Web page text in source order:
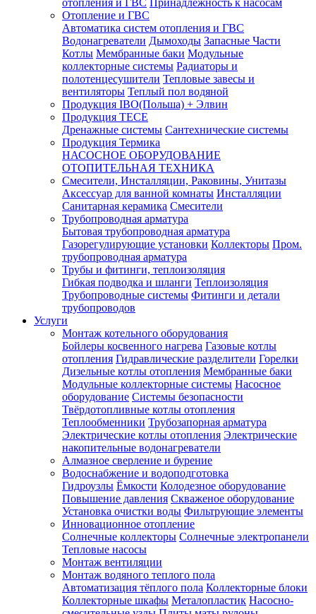
отопления и ГВС Принадлежность к насосам
Отопление и ГВС
Автоматика систем отопления и ГВС
Водонагреватели Дымоходы Запасные Части
Котлы Мембранные баки Модульные
коллекторные системы Радиаторы и
полотенцесушители Тепловые завесы и
вентиляторы Теплый пол водяной
Продукция IBO(Польша) + Элвин
Продукция TECE
Дренажные системы Сантехнические системы
Продукция Термика
НАСОСНОЕ ОБОРУДОВАНИЕ
ОТОПИТЕЛЬНАЯ ТЕХНИКА
Смесители, Инсталляции, Раковины, Унитазы
Аксессуар для ванной комнаты Инсталляции
Санитарная керамика Смесители
Трубопроводная арматура
Бытовая трубопроводная арматура
Газорегулирующие установки Коллекторы Пром.
трубопроводная арматура
Трубы и фитинги, теплоизоляция
Гибкая подводка и шланги Теплоизоляция
Трубопроводные системы Фитинги и детали
трубопроводов
Услуги
Монтаж котельного оборудования
Бойлеры косвенного нагрева Газовые котлы
отопления Гидравлические разделители Горелки
Дизельные котлы отопления Мембранные баки
Модульные коллекторные системы Насосное
оборудование Системы безопасности
Твёрдотопливные котлы отопления
Теплообменники Трубозапорная арматура
Электрические котлы отопления Электрические
накопительные водонагреватели
Алмазное сверление и бурение
Водоснабжение и водоподготовка
Гидроузлы Ёмкости Колодезное оборудование
Повышение давления Скваженое оборудование
Установка очистки воды Фильтрующие элементы
Инновационное отопление
Солнечные коллекторы Солнечные электропанели
Тепловые насосы
Монтаж вентиляции
Монтаж водяного теплого пола
Автоматизация тёплого пола Коллекторные блоки
Коллекторные шкафы Металопластик Насосно-